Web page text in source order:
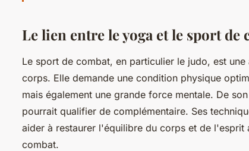
Le lien entre le yoga et le sport de
Le sport de combat, en particulier le judo, est
corps. Elle demande une condition physique
mais également une grande force mentale. De
pourrait qualifier de complémentaire. Ses
aider à restaurer l'équilibre du corps et de l'esprit
combat.